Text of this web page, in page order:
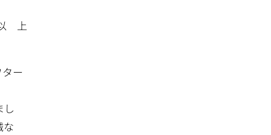
上
ー
し
な